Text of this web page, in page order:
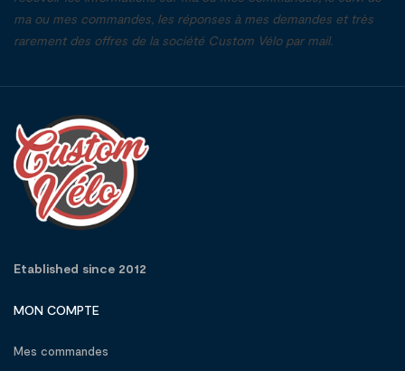
ma ou mes commandes, les réponses à mes demandes et très
rarement des offres de la société Custom Vélo par mail.
Etablished since 2012
MON COMPTE
Mes commandes